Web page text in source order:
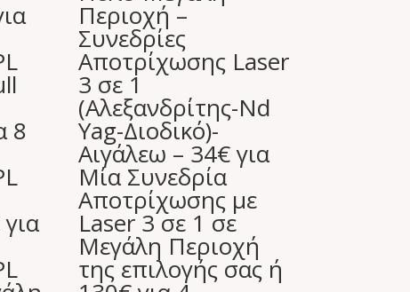
8
Περιοχή –
Συνεδρίες
Αποτρίχωσης Laser
3 σε 1
(Αλεξανδρίτης-Nd
Yag-Διοδικό)-
Αιγάλεω – 34€ για
Μία Συνεδρία
Αποτρίχωσης με
Laser 3 σε 1 σε
Μεγάλη Περιοχή
της επιλογής σας ή